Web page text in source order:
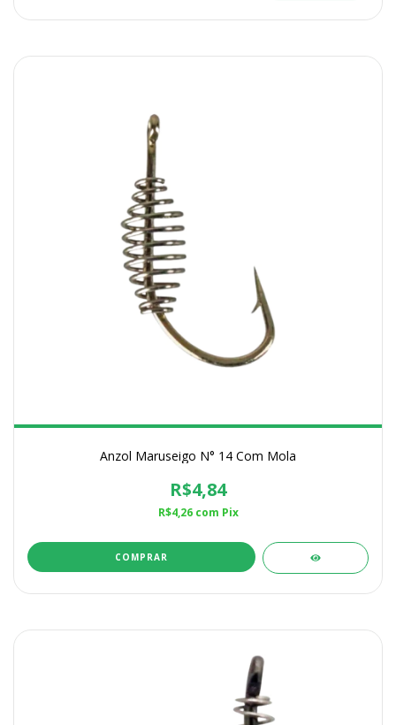
Anzol Maruseigo N° 14 Com Mola
R$4,84
R$4,26 com Pix